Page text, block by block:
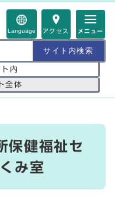
Language アクセス メニュー
内
全体
保健福祉セ
み室